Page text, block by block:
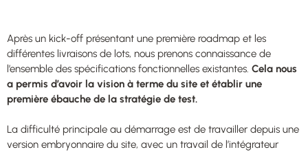
Après un kick-off présentant une première roadmap et les
différentes livraisons de lots, nous prenons connaissance de
l’ensemble des spécifications fonctionnelles existantes. Cela nous
a permis d’avoir la vision à terme du site et établir une
première ébauche de la stratégie de test.
La difficulté principale au démarrage est de travailler depuis une
version embryonnaire du site, avec un travail de l’intégrateur